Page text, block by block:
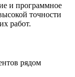
и программное
точности
работ.
рядом